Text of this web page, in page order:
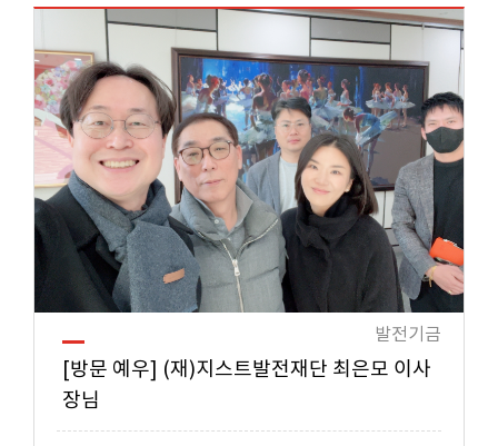
[방문 예우] (재)지스트발전재단 최은모 이사
장님
발전기금